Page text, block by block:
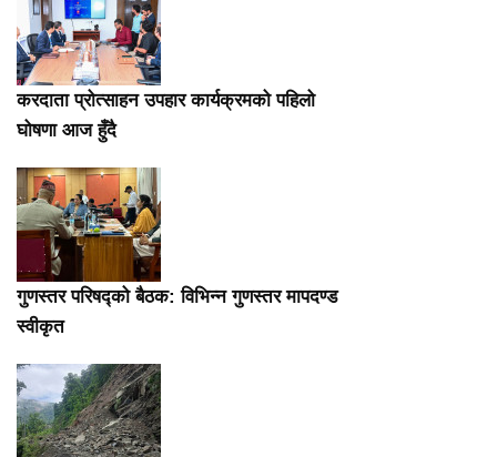
करदाता प्रोत्साहन उपहार कार्यक्रमको पहिलो
घोषणा आज हुँदै
गुणस्तर परिषद्को बैठक: विभिन्न गुणस्तर मापदण्ड
स्वीकृत